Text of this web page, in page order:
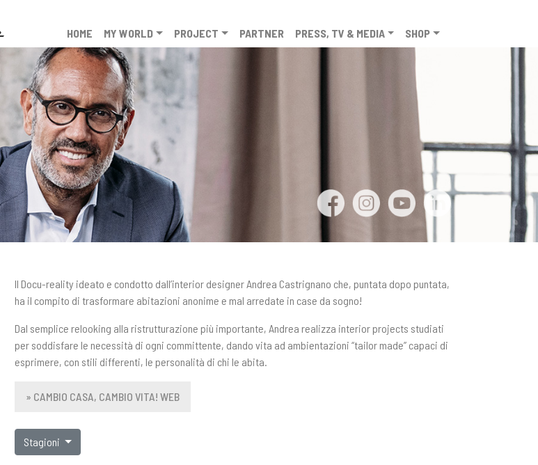
HOME MY WORLD PROJECT PARTNER PRESS, TV & MEDIA SHOP
Il Docu-reality ideato e condotto dall’interior designer Andrea Castrignano che, puntata dopo puntata,
ha il compito di trasformare abitazioni anonime e mal arredate in case da sogno!
Dal semplice relooking alla ristrutturazione più importante, Andrea realizza interior projects studiati
per soddisfare le necessità di ogni committente, dando vita ad ambientazioni “tailor made” capaci di
esprimere, con stili differenti, le personalità di chi le abita.
» CAMBIO CASA, CAMBIO VITA! WEB
Stagioni